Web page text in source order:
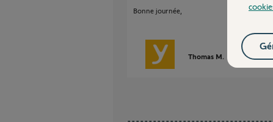
Bonne journée,
Thomas M. il y a presque